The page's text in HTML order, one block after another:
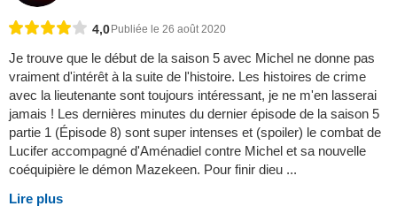
4,0Publiée le 26 août 2020
Je trouve que le début de la saison 5 avec Michel ne donne pas
vraiment d'intérêt à la suite de l'histoire. Les histoires de crime
avec la lieutenante sont toujours intéressant, je ne m'en lasserai
jamais ! Les dernières minutes du dernier épisode de la saison 5
partie 1 (Épisode 8) sont super intenses et (spoiler) le combat de
Lucifer accompagné d'Aménadiel contre Michel et sa nouvelle
coéquipière le démon Mazekeen. Pour finir dieu ...
Lire plus